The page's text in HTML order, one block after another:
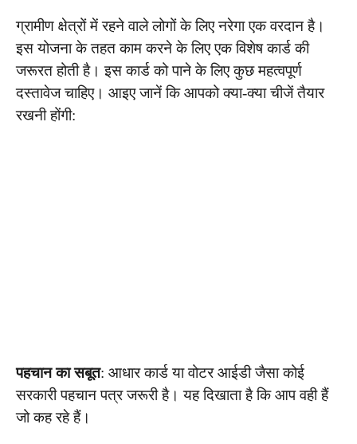
ग्रामीण क्षेत्रों में रहने वाले लोगों के लिए नरेगा एक वरदान है।
इस योजना के तहत काम करने के लिए एक विशेष कार्ड की
जरूरत होती है। इस कार्ड को पाने के लिए कुछ महत्वपूर्ण
दस्तावेज चाहिए। आइए जानें कि आपको क्या-क्या चीजें तैयार
रखनी होंगी:
पहचान का सबूत: आधार कार्ड या वोटर आईडी जैसा कोई
सरकारी पहचान पत्र जरूरी है। यह दिखाता है कि आप वही हैं
जो कह रहे हैं।